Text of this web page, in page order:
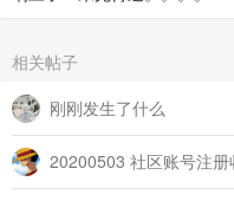
相关帖子
刚刚发生了什么
20200503 社区账号注